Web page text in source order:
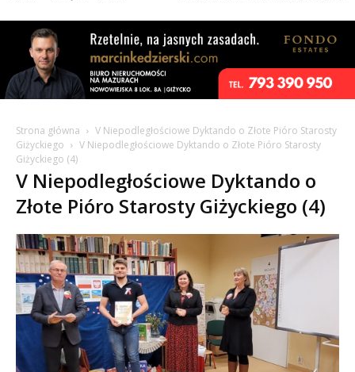
Strona główna
V Niepodległościowe Dyktando o Złote Pióro Starosty
Giżyckiego
V Niepodległościowe Dyktando o Złote Pióro Starosty
Giżyckiego (4)
V Niepodległościowe Dyktando o
Złote Pióro Starosty Giżyckiego (4)